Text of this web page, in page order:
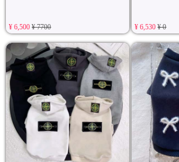
¥ 6,500¥ 7700 ¥ 6,530¥ 0